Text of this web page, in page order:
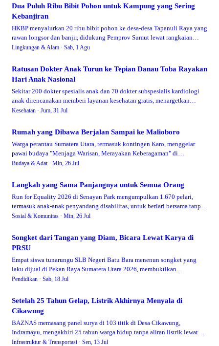
Dua Puluh Ribu Bibit Pohon untuk Kampung yang Sering
Kebanjiran
HKBP menyalurkan 20 ribu bibit pohon ke desa-desa Tapanuli Raya yang
rawan longsor dan banjir, didukung Pemprov Sumut lewat rangkaian
Minggu Ekologi 2026.
Lingkungan & Alam · Sab, 1 Agu
Ratusan Dokter Anak Turun ke Tepian Danau Toba Rayakan
Hari Anak Nasional
Sekitar 200 dokter spesialis anak dan 70 dokter subspesialis kardiologi
anak direncanakan memberi layanan kesehatan gratis, menargetkan
sekitar 600 anak Samosir dalam puncak Hari Anak Nasional 2026 di
Kesehatan · Jum, 31 Jul
Rumah yang Dibawa Berjalan Sampai ke Malioboro
Warga perantau Sumatera Utara, termasuk kontingen Karo, menggelar
pawai budaya "Menjaga Warisan, Merayakan Keberagaman" di
Malioboro, membawa kampung halaman lebih dekat ke tanah rantau.
Budaya & Adat · Min, 26 Jul
Langkah yang Sama Panjangnya untuk Semua Orang
Run for Equality 2026 di Senayan Park mengumpulkan 1.670 pelari,
termasuk anak-anak penyandang disabilitas, untuk berlari bersama tanpa
sekat, membuktikan ruang olahraga bisa benar-benar terbuka untuk siapa
Sosial & Komunitas · Min, 26 Jul
Songket dari Tangan yang Diam, Bicara Lewat Karya di
PRSU
Empat siswa tunarungu SLB Negeri Batu Bara menenun songket yang
laku dijual di Pekan Raya Sumatera Utara 2026, membuktikan
keterbatasan bukan penghalang untuk berkarya.
Pendidikan · Sab, 18 Jul
Setelah 25 Tahun Gelap, Listrik Akhirnya Menyala di
Cikawung
BAZNAS memasang panel surya di 103 titik di Desa Cikawung,
Indramayu, mengakhiri 25 tahun warga hidup tanpa aliran listrik lewat
program Rumah Terang.
Infrastruktur & Transportasi · Sen, 13 Jul